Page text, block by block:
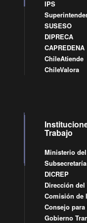
IPS
SUSESO
DIPRECA
CAPREDENA
ChileAtiende
ChileValora
Trabajo
Ministerio
DICREP
Dirección del
Comisión de
Consejo
Gobierno